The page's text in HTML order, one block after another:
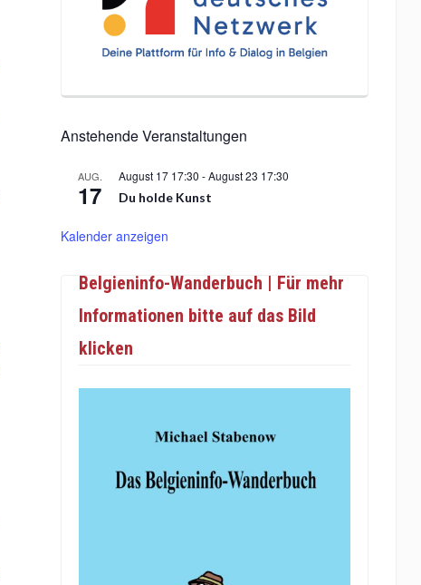
Anstehende Veranstaltungen
AUG.
17
August 17 17:30 -August 23 17:30
Du holde Kunst
Kalender anzeigen
Belgieninfo-Wanderbuch | Für mehr
Informationen bitte auf das Bild
klicken